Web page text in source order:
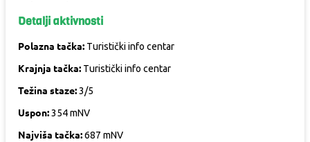
Detalji aktivnosti
Polazna tačka: Turistički info centar
Krajnja tačka: Turistički info centar
Težina staze:3/5
Uspon:354 mNV
Najviša tačka:687 mNV